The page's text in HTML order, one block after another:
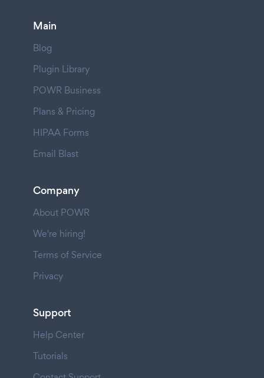
Main
Blog
Plugin Library
POWR Business
Plans & Pricing
HIPAA Forms
Email Blast
Company
About POWR
We're hiring!
Terms of Service
Privacy
Support
Help Center
Tutorials